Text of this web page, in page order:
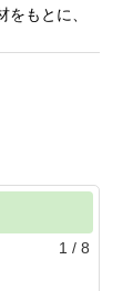
もとに、
1 / 8